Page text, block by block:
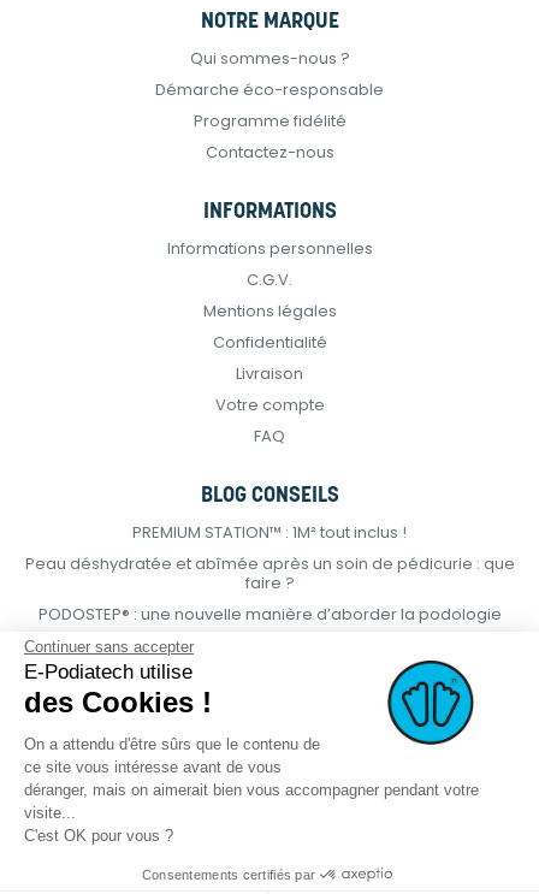
NOTRE MARQUE
Qui sommes-nous ?
Démarche éco-responsable
Programme fidélité
Contactez-nous
INFORMATIONS
Informations personnelles
C.G.V.
Mentions légales
Confidentialité
Livraison
Votre compte
FAQ
BLOG CONSEILS
PREMIUM STATION™ : 1M² tout inclus !
Peau déshydratée et abîmée après un soin de pédicurie : que
faire ?
PODOSTEP® : une nouvelle manière d’aborder la podologie
Continuer sans accepter
E-Podiatech utilise
des Cookies !
On a attendu d'être sûrs que le contenu de
ce site vous intéresse avant de vous
déranger, mais on aimerait bien vous accompagner pendant votre
visite...
C'est OK pour vous ?
Consentements certifiés par